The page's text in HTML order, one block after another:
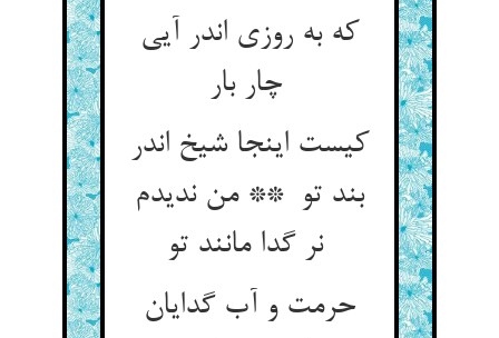
که به روزی اندر آیی
چار بار
کیست اینجا شیخ اندر
بند تو ** من ندیدم
نر گدا مانند تو
حرمت و آب گدایان